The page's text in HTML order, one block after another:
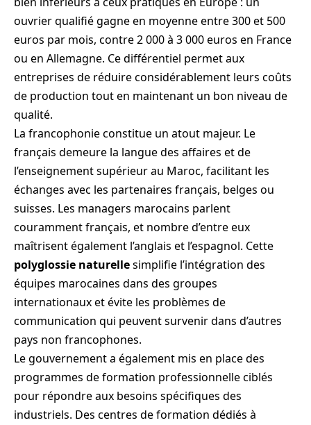
ouvrier qualifié gagne en moyenne entre 300 et 500
euros par mois, contre 2 000 à 3 000 euros en France
ou en Allemagne. Ce différentiel permet aux
entreprises de réduire considérablement leurs coûts
de production tout en maintenant un bon niveau de
qualité.
La francophonie constitue un atout majeur. Le
français demeure la langue des affaires et de
l’enseignement supérieur au Maroc, facilitant les
échanges avec les partenaires français, belges ou
suisses. Les managers marocains parlent
couramment français, et nombre d’entre eux
maîtrisent également l’anglais et l’espagnol. Cette
polyglossie naturellesimplifie l’intégration des
équipes marocaines dans des groupes
internationaux et évite les problèmes de
communication qui peuvent survenir dans d’autres
pays non francophones.
Le gouvernement a également mis en place des
programmes de formation professionnelle ciblés
pour répondre aux besoins spécifiques des
industriels. Des centres de formation dédiés à